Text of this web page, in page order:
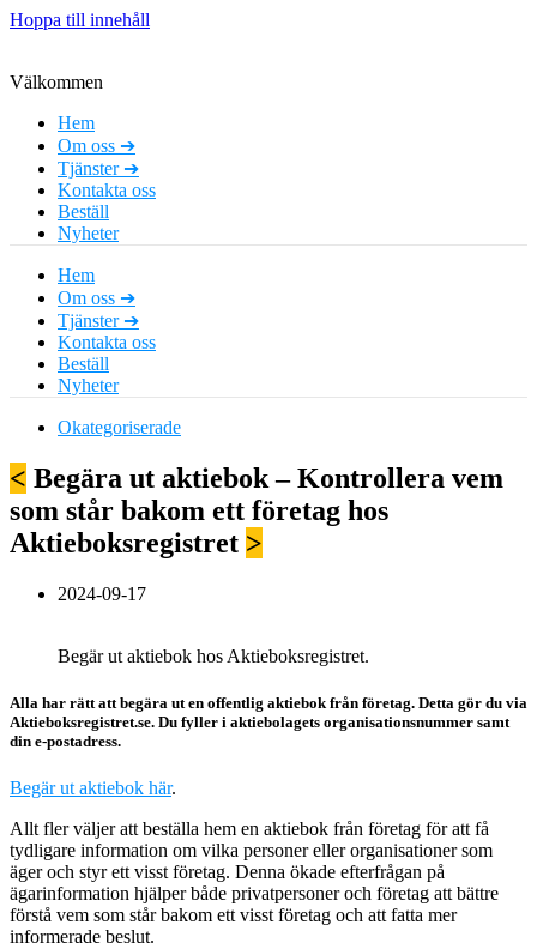
Hoppa till innehåll
Välkommen
Hem
Om oss ➔
Tjänster ➔
Kontakta oss
Beställ
Nyheter
Hem
Om oss ➔
Tjänster ➔
Kontakta oss
Beställ
Nyheter
Okategoriserade
< Begära ut aktiebok – Kontrollera vem
som står bakom ett företag hos
Aktieboksregistret >
2024-09-17
Begär ut aktiebok hos Aktieboksregistret.
Alla har rätt att begära ut en offentlig aktiebok från företag. Detta gör du via
Aktieboksregistret.se. Du fyller i aktiebolagets organisationsnummer samt
din e-postadress.
Begär ut aktiebok här.
Allt fler väljer att beställa hem en aktiebok från företag för att få
tydligare information om vilka personer eller organisationer som
äger och styr ett visst företag. Denna ökade efterfrågan på
ägarinformation hjälper både privatpersoner och företag att bättre
förstå vem som står bakom ett visst företag och att fatta mer
informerade beslut.